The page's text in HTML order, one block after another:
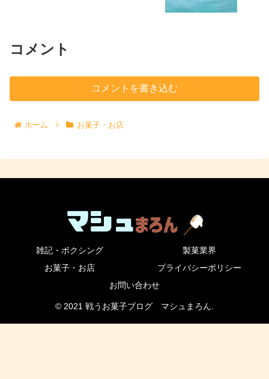
コメント
コメントを書き込む
ホーム お菓子・お店
雑記・ボクシング
製菓業界
お菓子・お店
プライバシーポリシー
お問い合わせ
© 2021 戦うお菓子ブログ マシュまろん.